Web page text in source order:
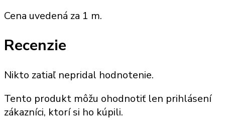
Cena uvedená za 1 m.
Recenzie
Nikto zatiaľ nepridal hodnotenie.
Tento produkt môžu ohodnotiť len prihlásení
zákazníci, ktorí si ho kúpili.